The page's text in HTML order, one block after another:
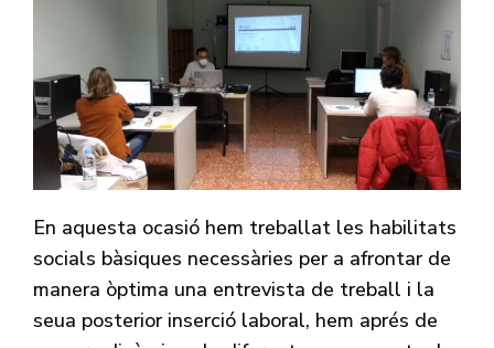
En aquesta ocasió hem treballat les habilitats
socials bàsiques necessàries per a afrontar de
manera òptima una entrevista de treball i la
seua posterior inserció laboral, hem aprés de